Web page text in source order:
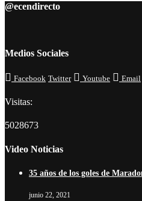
@ecendirecto
Medios Sociales
Facebook Twitter Youtube Email
Visitas:
5028673
Video Noticias
35 años de los goles de
junio 22, 2021